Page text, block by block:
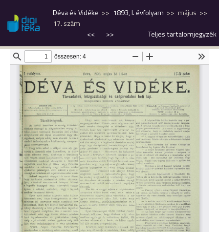
Déva és Vidéke 1893, I. évfolyam
május
17. szám
<<
>> Teljes tartalomjegyzék